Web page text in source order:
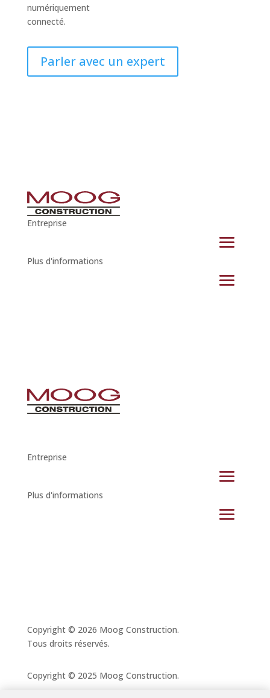
numériquement
connecté.
Parler avec un expert
Entreprise
Plus d'informations
Entreprise
Plus d'informations
Copyright © 2026 Moog Construction.
Tous droits réservés.
Copyright © 2025 Moog Construction.